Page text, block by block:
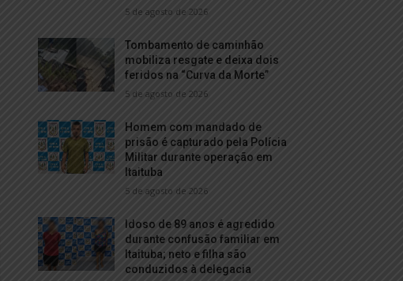
5 de agosto de 2026
Tombamento de caminhão
mobiliza resgate e deixa dois
feridos na “Curva da Morte”
5 de agosto de 2026
Homem com mandado de
prisão é capturado pela Polícia
Militar durante operação em
Itaituba
5 de agosto de 2026
Idoso de 89 anos é agredido
durante confusão familiar em
Itaituba; neto e filha são
conduzidos à delegacia